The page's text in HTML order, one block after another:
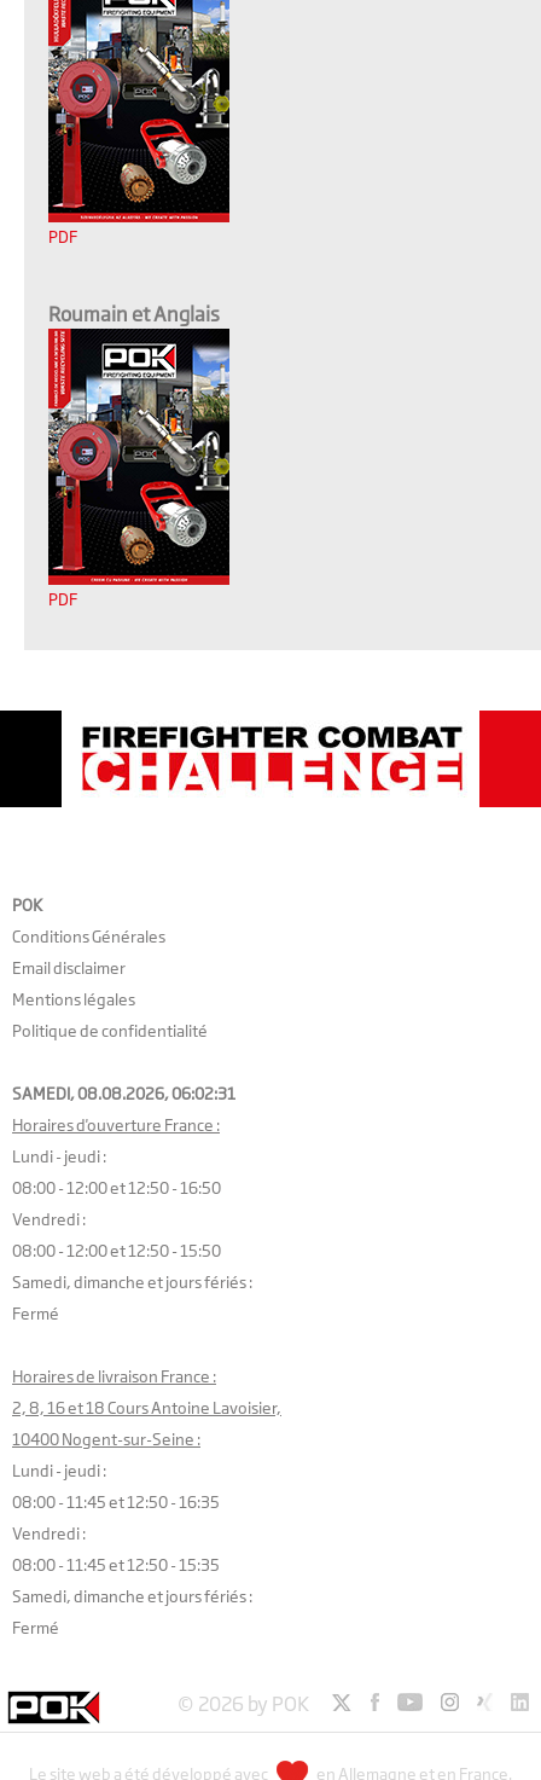
PDF
Roumain et Anglais
PDF
POK
Conditions Générales
Email disclaimer
Mentions légales
Politique de confidentialité
SAMEDI, 08.08.2026,06:02:32
Horaires d'ouverture France :
Lundi - jeudi :
08:00 - 12:00 et 12:50 - 16:50
Vendredi :
08:00 - 12:00 et 12:50 - 15:50
Samedi, dimanche et jours fériés :
Fermé
Horaires de livraison France :
2, 8, 16 et 18 Cours Antoine Lavoisier,
10400 Nogent-sur-Seine :
Lundi - jeudi :
08:00 - 11:45 et 12:50 - 16:35
Vendredi :
08:00 - 11:45 et 12:50 - 15:35
Samedi, dimanche et jours fériés :
Fermé
© 2026 by POK
Le site web a été développé avec en Allemagne et en France.